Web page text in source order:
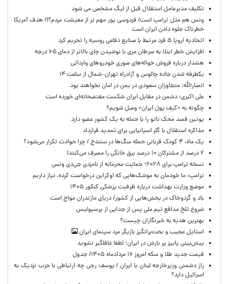
تکلیف مدیرعامل استقلال قبل از لیگ مشخص می شود
ونس هم مثل ترامپ است/ فردوسی پور مهم تر از معیشت مردم؟!/ هدف آمریکا
خطرناک جلوه دادن ایران است
اتحادیه اروپا ۵ فرد مرتبط با صنایع دفاعی روسیه را تحریم کرد
افزایش خطر ابتلا به سرطان مری با نوشیدن چای بالاتر از دمای ۶۵ درجه
هشدار درباره فروش حواله‌های صوری خودروهای وارداتی
یکطرفه شدن جاده چالوس و آزادراه تهران–شمال از ساعت ۱۴
انصارالله: متجاوزان سعودی در یمن در امان نخواهند بود
علی اکبری: دشمن در مقابل ایران شکست مفتضحانه‌ای خورده است
چگونه به «کیف پول ایران» وصل شویم؟
پوتین قصد محک ناتو را با حمله به یک کشور عضو دارد
مذاکره استقلال با گلر اسپانیایی برای تمدید قرارداد
یک ماه، ۴ کودک قربانی حمله سگ‌ها در سنندج / چرا حوادث تکرار می‌شود؟
۲ درصد از مشترکان ۱۰ درصد برق خانگی را مصرف می‌کنند!
نسخه ترامپ برای ۲۰۲۸؛ حمایت محرمانه از نامزدی جی‌دی ونس
ترامپ: ما خودمان به موشک‌هایی که اوکراین درخواست کرده، نیاز داریم
موضع وزارت بهداشت درباره ظرفیت پزشکی کنکور ۱۴۰۵
باد و گردوخاک در بخش‌هایی از کشور/ دریای مازندران مواج است
شروع تلخ مدافع تیم ملی پس از جدایی از پرسپولیس
بهترین هدیه به خبرنگاران چیست؟
استایل عجیب و بحث‌برانگیز بازیگر مرد سینمای ایران
پیش‌بینی پاییز پر بارش در ایران؛ لطفا غافلگیر نشوید
قیمت جدید طلا و سکه امروز ۱۶ مردادماه ۱۴۰۵/ جدول
راز دشمنی وزیرخارجه لبنان با ایران / یوسف رجی چه ارتباطی با حزب نزدیک به
اسرائیل دارد؟